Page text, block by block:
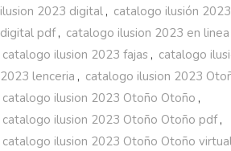
ilusion 2023 digital , catalogo ilusión 2023
digital pdf, catalogo ilusion 2023 en linea
catalogo ilusion 2023 fajas , catalogo
2023 lenceria , catalogo ilusion 2023
catalogo ilusion 2023 Otoño Otoño ,
catalogo ilusion 2023 Otoño Otoño pdf,
catalogo ilusion 2023 Otoño Otoño